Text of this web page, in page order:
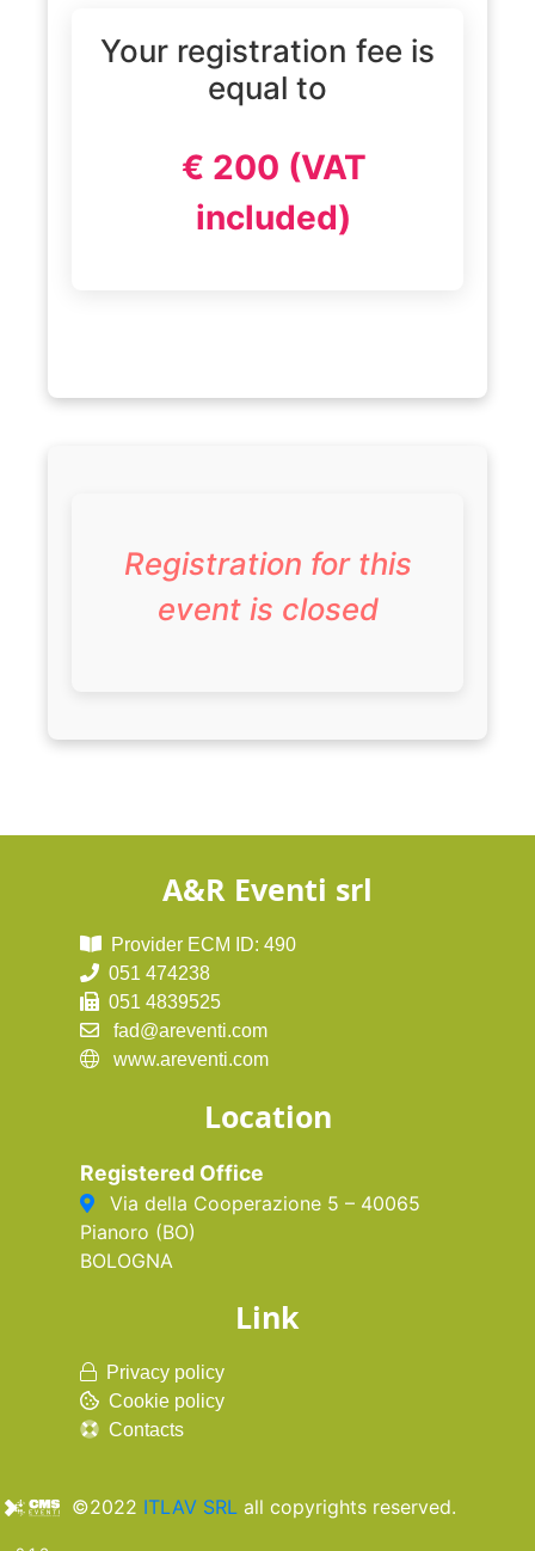
Your registration fee is
equal to
€ 200 (VAT
included)
Registration for this
event is closed
A&R Eventi srl
Provider ECM ID: 490
051 474238
051 4839525
fad@areventi.com
www.areventi.com
Location
Registered Office
Via della Cooperazione 5 – 40065
Pianoro (BO)
BOLOGNA
Link
Privacy policy
Cookie policy
Contacts
©2022 ITLAV SRL all copyrights reserved.